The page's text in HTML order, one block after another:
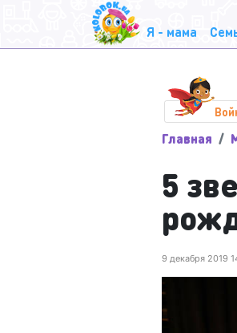
Я - мама
Главная
5
9 декабря 2019